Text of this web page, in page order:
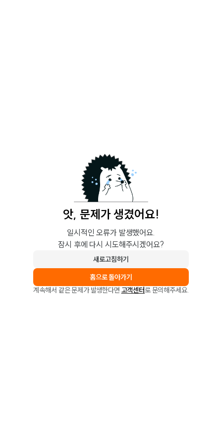
앗, 문제가 생겼어요!
일시적인 오류가 발생했어요.
잠시 후에 다시 시도해주시겠어요?
새로고침하기
홈으로 돌아가기
계속해서 같은 문제가 발생한다면 고객센터로 문의해주세요.